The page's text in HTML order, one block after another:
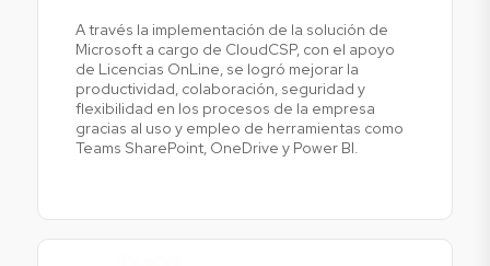
A través la implementación de la solución de
Microsoft a cargo de CloudCSP, con el apoyo
de Licencias OnLine, se logró mejorar la
productividad, colaboración, seguridad y
flexibilidad en los procesos de la empresa
gracias al uso y empleo de herramientas como
Teams SharePoint, OneDrive y Power BI.